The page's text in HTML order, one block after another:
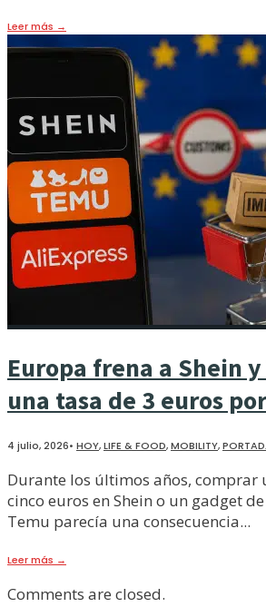
Leer más →
Europa frena a Shein
una tasa de 3 euros
4 julio, 2026• HOY,LIFE & FOOD,MOBILITY,
Durante los últimos años, comprar
cinco euros en Shein o un gadget
Temu parecía una consecuencia...
Leer más →
Comments are closed.